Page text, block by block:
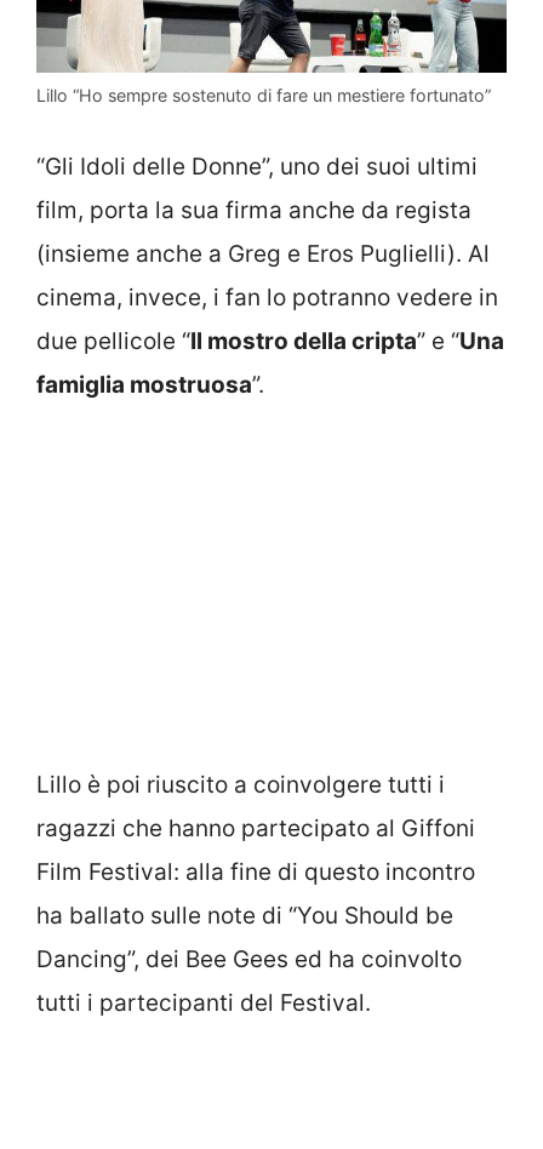
Lillo “Ho sempre sostenuto di fare un mestiere fortunato”
“Gli Idoli delle Donne”, uno dei suoi ultimi
film, porta la sua firma anche da regista
(insieme anche a Greg e Eros Puglielli). Al
cinema, invece, i fan lo potranno vedere in
due pellicole “Il mostro della cripta” e “Una
famiglia mostruosa”.
Lillo è poi riuscito a coinvolgere tutti i
ragazzi che hanno partecipato al Giffoni
Film Festival: alla fine di questo incontro
ha ballato sulle note di “You Should be
Dancing”, dei Bee Gees ed ha coinvolto
tutti i partecipanti del Festival.